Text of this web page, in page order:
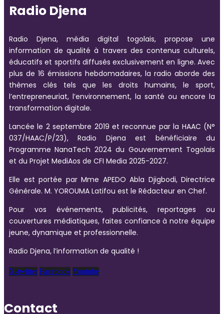
Radio Djena
Radio Djena, média digital togolais, propose une
information de qualité à travers des contenus culturels,
éducatifs et sportifs diffusés exclusivement en ligne. Avec
plus de 16 émissions hebdomadaires, la radio aborde des
thèmes clés tels que les droits humains, le sport,
l’entrepreneuriat, l’environnement, la santé ou encore la
transformation digitale.
Lancée le 2 septembre 2019 et reconnue par la HAAC (N°
037/HAAC/P/23), Radio Djena est bénéficiaire du
Programme NanaTech 2024 du Gouvernement Togolais
et du Projet MediAos de CFI Media 2025-2027.
Elle est portée par Mme APEDO Abla Djigbodi, Directrice
Générale. M. YOROUMA Latifou est le Rédacteur en Chef.
Pour vos événements, publicités, reportages ou
couvertures médiatiques, faites confiance à notre équipe
jeune, dynamique et professionnelle.
Radio Djena, l’information de qualité !
X-twitter Facebook Youtube
Contact